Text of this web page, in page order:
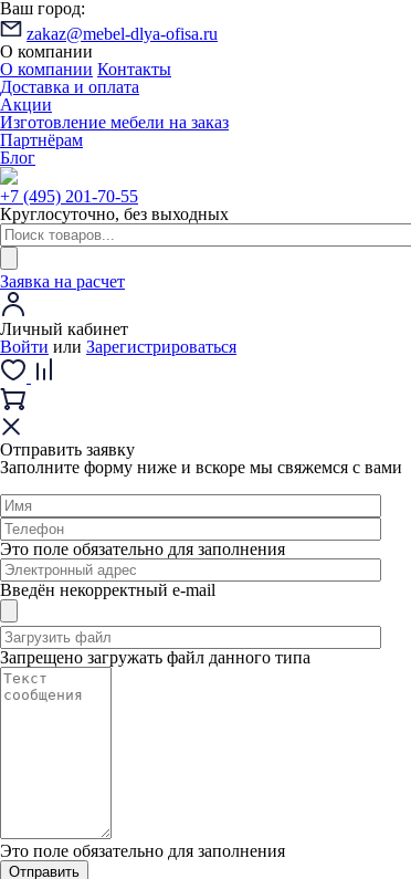
Ваш город:
zakaz@mebel-dlya-ofisa.ru
О компании
О компании Контакты
Доставка и оплата
Акции
Изготовление мебели на заказ
Партнёрам
Блог
+7 (495) 201-70-55
Круглосуточно, без выходных
Заявка на расчет
Личный кабинет
Войти или Зарегистрироваться
Отправить заявку
Заполните форму ниже и вскоре мы свяжемся с вами
Это поле обязательно для заполнения
Введён некорректный e-mail
Запрещено загружать файл данного типа
Это поле обязательно для заполнения